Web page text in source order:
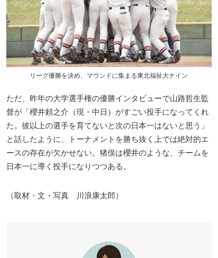
リーグ優勝を決め、マウンドに集まる東北福祉大ナイン
ただ、昨年の大学選手権の優勝インタビューで山路哲生監
督が「櫻井頼之介（現・中日）がすごい投手になってくれ
た。彼以上の選手を育てないと次の日本一はないと思う」
と話したように、トーナメントを勝ち抜く上では絶対的エ
ースの存在が欠かせない。猪俣は櫻井のような、チームを
日本一に導く投手になりつつある。
（取材・文・写真 川浪康太郎）